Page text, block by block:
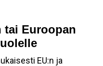
tai Euroopan
EU:n ja